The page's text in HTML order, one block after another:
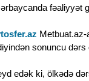
fəaliyyət
Metbuat.az-
sonuncu
edək ki, ölkədə